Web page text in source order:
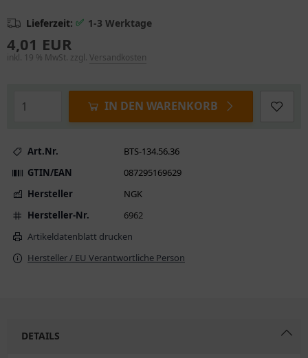
Lieferzeit: ✅ 1-3 Werktage
4,01 EUR
inkl. 19 % MwSt. zzgl. Versandkosten
IN DEN WARENKORB
Art.Nr.
BTS-134.56.36
GTIN/EAN
087295169629
Hersteller
NGK
Hersteller-Nr.
6962
Artikeldatenblatt drucken
Hersteller / EU Verantwortliche Person
DETAILS